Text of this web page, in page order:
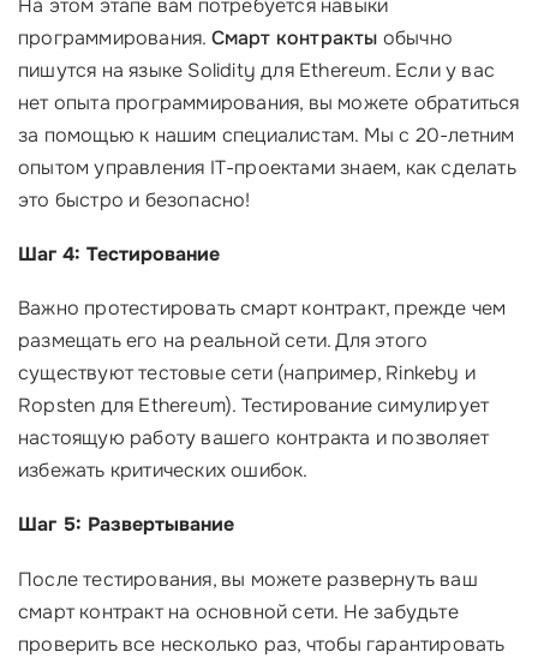
программирования. Смарт контракты обычно
пишутся на языке Solidity для Ethereum. Если у вас
нет опыта программирования, вы можете обратиться
за помощью к нашим специалистам. Мы с 20-летним
опытом управления IT-проектами знаем, как сделать
это быстро и безопасно!
Шаг 4: Тестирование
Важно протестировать смарт контракт, прежде чем
размещать его на реальной сети. Для этого
существуют тестовые сети (например, Rinkeby и
Ropsten для Ethereum). Тестирование симулирует
настоящую работу вашего контракта и позволяет
избежать критических ошибок.
Шаг 5: Развертывание
После тестирования, вы можете развернуть ваш
смарт контракт на основной сети. Не забудьте
проверить все несколько раз, чтобы гарантировать